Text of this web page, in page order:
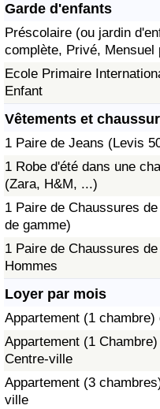
Garde d'enfants
Préscolaire (ou jardin
complète, Privé, Mensuel
Ecole Primaire
Enfant
Vêtements et
1 Paire de Jeans (Levis
1 Robe d'été dans une
(Zara, H&M, ...)
1 Paire de Chaussures
de gamme)
1 Paire de Chaussures
Hommes
Loyer par mois
Appartement (1
Appartement (1
Centre-ville
Appartement (3
ville